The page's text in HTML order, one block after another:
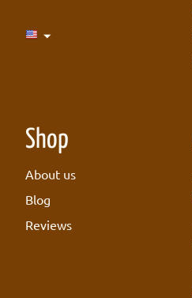
Shop
About us
Blog
Reviews